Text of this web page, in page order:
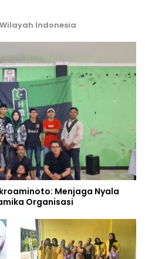
Indonesia
Menjaga Nyala
Organisasi